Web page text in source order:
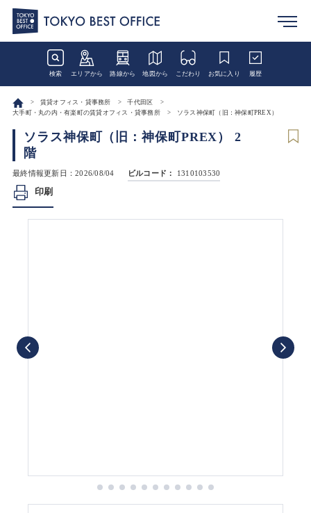
検索 エリアから 路線から 地図から こだわり お気に入り 履歴
賃貸オフィス・貸事務所
千代田区
大手町・丸の内・有楽町の賃貸オフィス・貸事務所
ソラス神保町（旧：神保町PREX）
ソラス神保町（旧：神保町PREX） 2
階
最終情報更新日：2026/08/04 ビルコード： 1310103530
印刷